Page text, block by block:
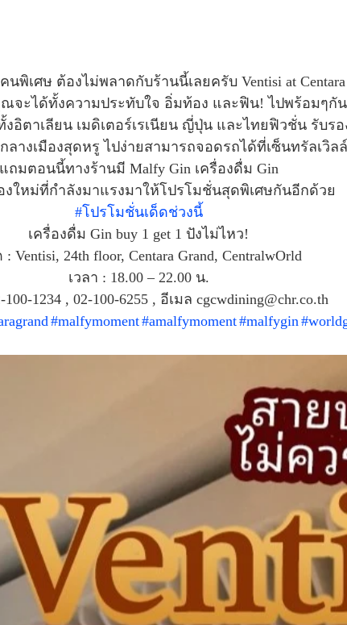
เศษ ต้องไม่พลาดกับร้านนี้เลยครับ Ventisi at Centara
ณจะได้ทั้งความประทับใจ อิ่มท้อง และฟิน! ไปพร้อมๆกัน
ทั้งอิตาเลียน เมดิเตอร์เรเนียน ญี่ปุ่น และไทยฟิวชั่น รับ
ลางเมืองสุดหรู ไปง่ายสามารถจอดรถได้ที่เซ็นทรัลเวิ
แถมตอนนี้ทางร้านมี Malfy Gin เครื่องดื่ม Gin
ใหม่ที่กำลังมาแรงมาให้โปรโมชั่นสุดพิเศษกันอีกด้วย
#โปรโมชั่นเด็ดช่วงนี้
เครื่องดื่ม Gin buy 1 get 1 ปังไม่ไหว!
Ventisi, 24th floor, Centara Grand, CentralwOrld
เวลา : 18.00 – 22.00 น.
1234 , 02-100-6255 , อีเมล cgcwdining@chr.co.th
#malfymoment#amalfymoment#malfygin